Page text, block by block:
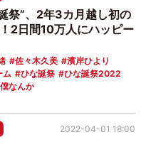
祭”、2年3カ月越し初の
2日間10万人にハッピー
佐々木久美
濱岸ひより
ム ひな誕祭
ひな誕祭2022
僕なんか
2022-04-01 18:00